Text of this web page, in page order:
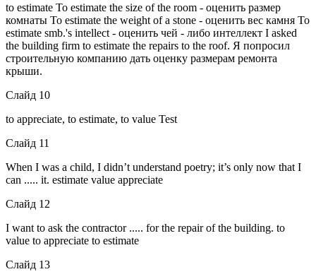
to estimate To estimate the size of the room - оценить размер
комнаты To estimate the weight of a stone - оценить вес камня To
estimate smb.'s intellect - оценить чей - либо интеллект I asked
the building firm to estimate the repairs to the roof. Я попросил
строительную компанию дать оценку размерам ремонта
крыши.
Слайд 10
to appreciate, to estimate, to value Test
Слайд 11
When I was a child, I didn’t understand poetry; it’s only now that I
can ..... it. estimate value appreciate
Слайд 12
I want to ask the contractor ..... for the repair of the building. to
value to appreciate to estimate
Слайд 13